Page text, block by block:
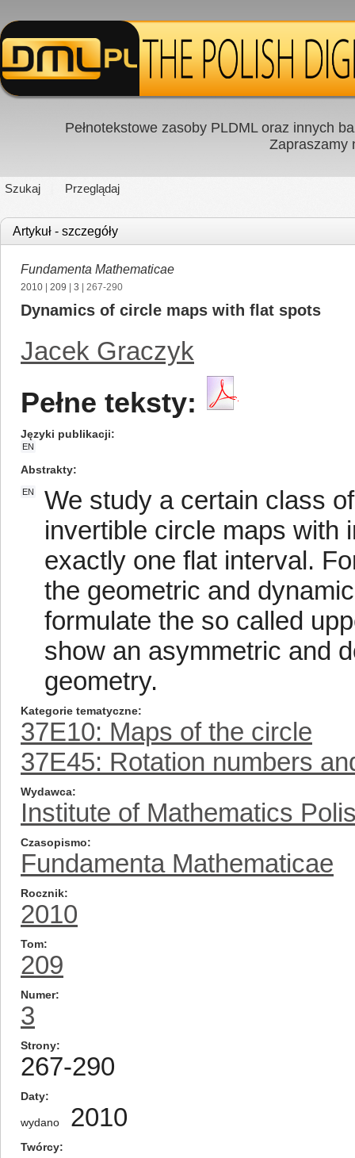
Pełnotekstowe zasoby PLDML oraz innych
Zapraszamy
Szukaj Przeglądaj
Artykuł - szczegóły
Fundamenta Mathematicae
2010 209 3 | 267-290
Dynamics of circle maps with flat spots
Jacek Graczyk
Pełne teksty:
Języki publikacji
EN
Abstrakty
EN
We study a certain class
invertible circle maps with
exactly one flat interval.
the geometric and
formulate the so called
show an asymmetric and
geometry.
Kategorie tematyczne
37E10: Maps of the circle
37E45: Rotation numbers
Wydawca
Institute of Mathematics
Czasopismo
Fundamenta Mathematicae
Rocznik
2010
Tom
209
Numer
3
Strony
267-290
Daty
wydano 2010
Twórcy